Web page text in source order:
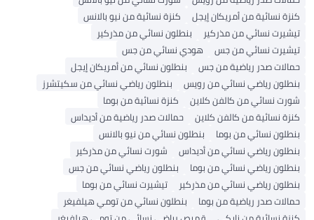
كنزة نسائية من أمريكان إيجل
كنزة نسائية من نيو بالانس
تيشيرت نسائي من مذركير
بنطلون نسائي من مذركير
تيشيرت نسائي من جس
هودي نسائي من جس
حمالات صدر رياضية من جس
بنطلون نسائي من أمريكان إيجل
بنطلون رياضي نسائي من رويس
بنطلون رياضي نسائي من سكيتشرز
شورت نسائي من كالفن كلاين
كنزة نسائية من بوما
كنزة نسائية من كالفن كلاين
حمالات صدر رياضية من أديداس
بنطلون نسائي من بوما
بنطلون نسائي من نيو بالانس
بنطلون رياضي نسائي من أديداس
شورت نسائي من مذركير
بنطلون رياضي نسائي من بوما
بنطلون رياضي نسائي من جس
بنطلون رياضي نسائي من مذركير
تيشيرت نسائي من بوما
حمالات صدر رياضية من بوما
بنطلون نسائي من تومي هيلفيغر